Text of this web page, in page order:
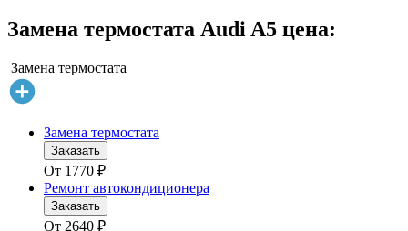
Замена термостата Audi A5 цена:
Замена термостата
Замена термостата
Заказать
От 1770 ₽
Ремонт автокондиционера
Заказать
От 2640 ₽